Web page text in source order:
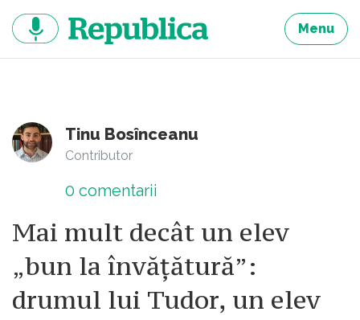
continut
Menu
Tinu Bosînceanu
Contributor
0 comentarii
Mai mult decât un elev
„bun la învățătură”:
drumul lui Tudor, un elev